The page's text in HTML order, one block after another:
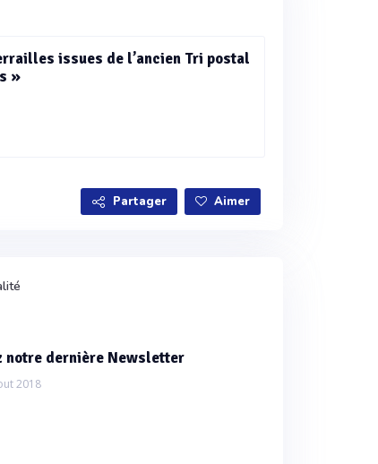
issues de l’ancien Tri postal
»
Partager Aimer
notre dernière Newsletter
2018